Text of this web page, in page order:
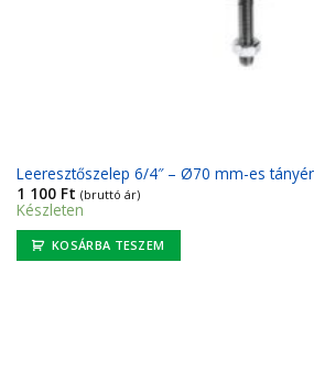
Leeresztőszelep 6/4″ – Ø70 mm-es
1 100 Ft (bruttó ár)
Készleten
KOSÁRBA TESZEM